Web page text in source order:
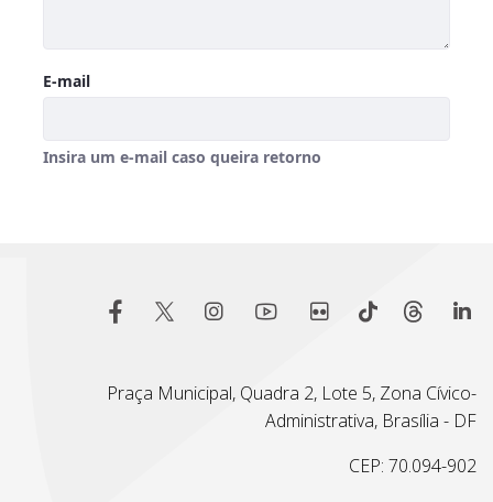
Praça Municipal, Quadra 2, Lote 5, Zona Cívico-
Administrativa, Brasília - DF
CEP: 70.094-902